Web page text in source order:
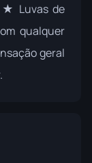
★ Luvas de
qualquer
geral